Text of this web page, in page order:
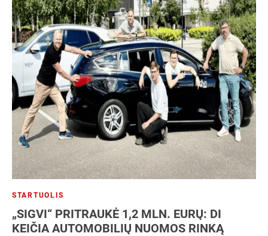
STARTUOLIS
„SIGVI“ PRITRAUKĖ 1,2 MLN. EURŲ: DI
KEIČIA AUTOMOBILIŲ NUOMOS RINKĄ